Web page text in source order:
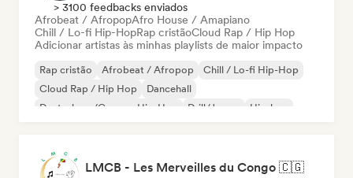
> 3100 feedbacks enviados
Afrobeat / AfropopAfro House / Amapiano
Chill / Lo-fi Hip-HopRap cristãoCloud Rap / Hip Hop
Adicionar artistas às minhas playlists de maior impacto
Rap cristão Afrobeat / Afropop
Chill / Lo-fi Hip-Hop
Cloud Rap / Hip Hop
Dancehall
Deutschrap/German Hip-Hop
Drill/Jersey Hip-hop
LMCB - Les Merveilles du Congo 🇨🇬